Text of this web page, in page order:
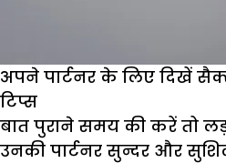
अपने पार्टनर के लिए दिखें
टिप्स
बात पुराने समय की करें तो
उनकी पार्टनर सुन्दर और